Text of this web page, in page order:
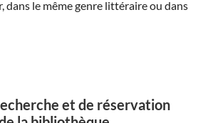
dans le même genre littéraire ou dans
et de réservation